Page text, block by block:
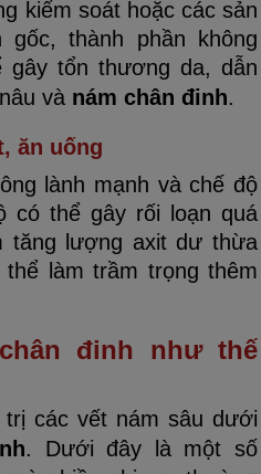
kiểm soát hoặc các sản
gốc, thành phần không
tổn thương da, dẫn
và nám chân đinh.
ăn uống
lành mạnh và chế độ
có thể gây rối loạn quá
tăng lượng axit dư thừa
làm trầm trọng thêm
đinh như thế
các vết nám sâu dưới
. Dưới đây là một số